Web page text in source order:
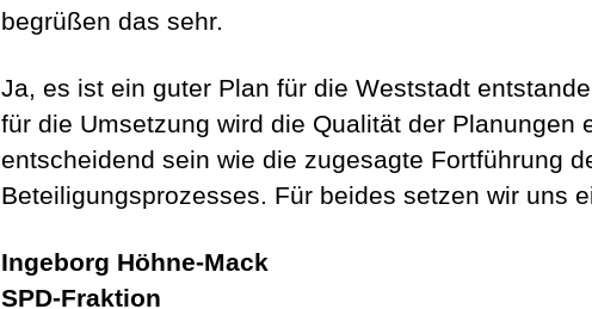
begrüßen das sehr.
Ja, es ist ein guter Plan für die Weststadt
für die Umsetzung wird die Qualität der Planungen
entscheidend sein wie die zugesagte Fortführung
Beteiligungsprozesses. Für beides setzen wir uns
Ingeborg Höhne-Mack
SPD-Fraktion